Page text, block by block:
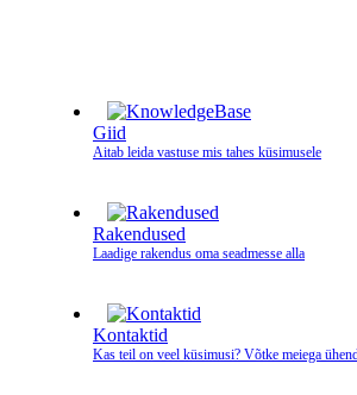
Giid
Aitab leida vastuse mis tahes küsimusele
Rakendused
Laadige rakendus oma seadmesse alla
Kontaktid
Kas teil on veel küsimusi? Võtke meiega